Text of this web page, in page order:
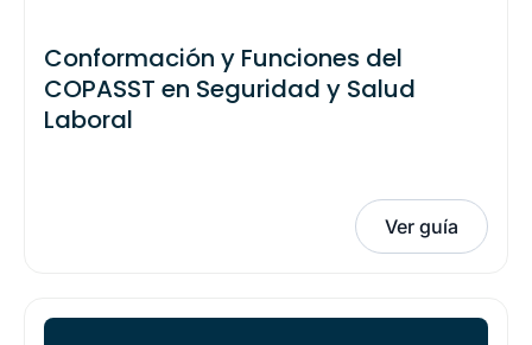
Conformación y Funciones del
COPASST en Seguridad y Salud
Laboral
Ver guía